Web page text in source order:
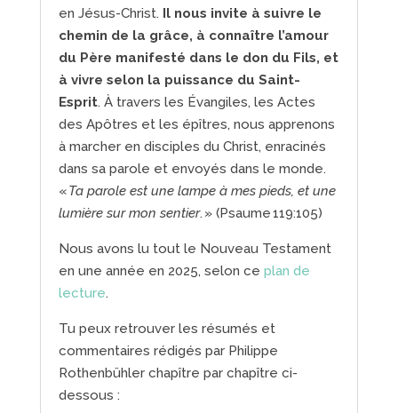
en Jésus-Christ. Il nous invite à suivre le
chemin de la grâce, à connaître l’amour
du Père manifesté dans le don du Fils, et
à vivre selon la puissance du Saint-
Esprit. À travers les Évangiles, les Actes
des Apôtres et les épîtres, nous apprenons
à marcher en disciples du Christ, enracinés
dans sa parole et envoyés dans le monde.
«Ta parole est une lampe à mes pieds, et une
lumière sur mon sentier. » (Psaume 119:105)
Nous avons lu tout le Nouveau Testament
en une année en 2025, selon ce plan de
lecture.
Tu peux retrouver les résumés et
commentaires rédigés par Philippe
Rothenbühler chapître par chapître ci-
dessous :